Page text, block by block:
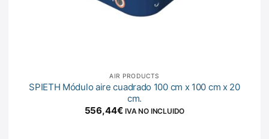
AIR PRODUCTS
SPIETH Módulo aire cuadrado 100 cm x 100 cm x 20
cm.
556,44€ IVA NO INCLUIDO